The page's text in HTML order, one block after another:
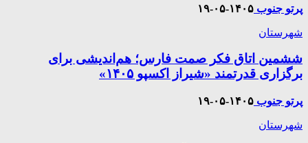
پرتو جنوب ۱۴۰۵-۰۵-۱۹
شهرستان
ششمین اتاق فکر صمت فارس؛ هم‌اندیشی برای
برگزاری قدرتمند «شیراز اکسپو ۱۴۰۵»
پرتو جنوب ۱۴۰۵-۰۵-۱۹
شهرستان